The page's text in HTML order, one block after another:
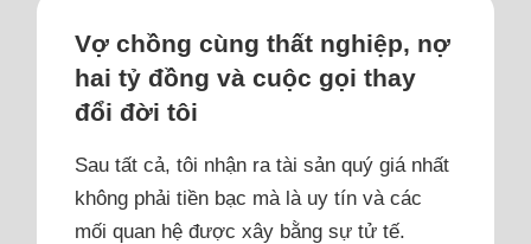
Vợ chồng cùng thất nghiệp, nợ
hai tỷ đồng và cuộc gọi thay
đổi đời tôi
Sau tất cả, tôi nhận ra tài sản quý giá nhất
không phải tiền bạc mà là uy tín và các
mối quan hệ được xây bằng sự tử tế.